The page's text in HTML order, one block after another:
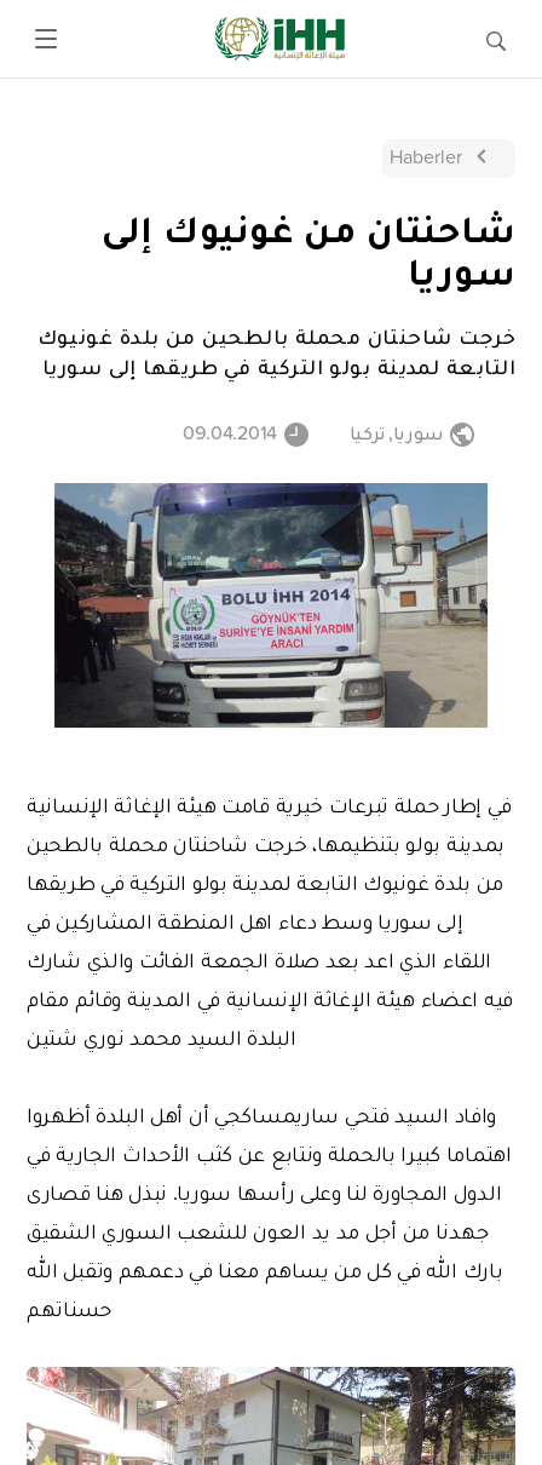
Haberler
شاحنتان من غونيوك إلى
سوريا
خرجت شاحنتان محملة بالطحين من بلدة غونيوك
التابعة لمدينة بولو التركية في طريقها إلى سوريا
سوريا, تركيا 09.04.2014
في إطار حملة تبرعات خيرية قامت هيئة الإغاثة الإنسانية
بمدينة بولو بتنظيمها، خرجت شاحنتان محملة بالطحين
من بلدة غونيوك التابعة لمدينة بولو التركية في طريقها
إلى سوريا وسط دعاء اهل المنطقة المشاركين في
اللقاء الذي اعد بعد صلاة الجمعة الفائت والذي شارك
فيه اعضاء هيئة الإغاثة الإنسانية في المدينة وقائم مقام
البلدة السيد محمد نوري شتين
وافاد السيد فتحي ساريمساكجي أن أهل البلدة أظهروا
اهتماما كبيرا بالحملة ونتابع عن كثب الأحداث الجارية في
الدول المجاورة لنا وعلى رأسها سوريا. نبذل هنا قصارى
جهدنا من أجل مد يد العون للشعب السوري الشقيق
بارك الله في كل من يساهم معنا في دعمهم وتقبل الله
حسناتهم